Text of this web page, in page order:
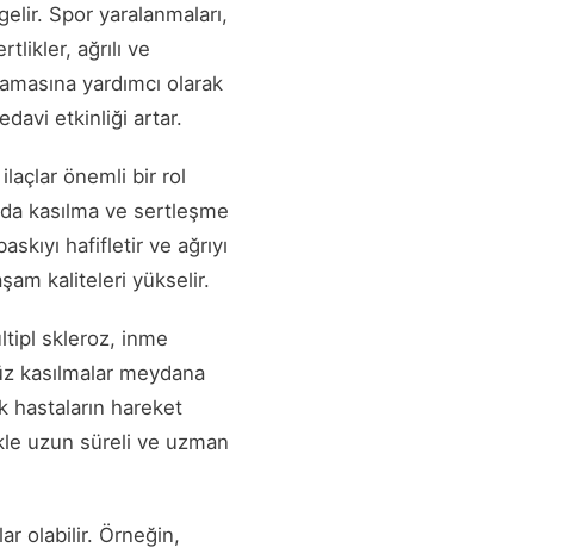
Spor yaralanmaları,
ağrılı ve
yardımcı olarak
etkinliği artar.
ilaçlar önemli bir rol
kasılma ve sertleşme
hafifletir ve ağrıyı
kaliteleri yükselir.
skleroz, inme
kasılmalar meydana
hastaların hareket
uzun süreli ve uzman
olabilir. Örneğin,